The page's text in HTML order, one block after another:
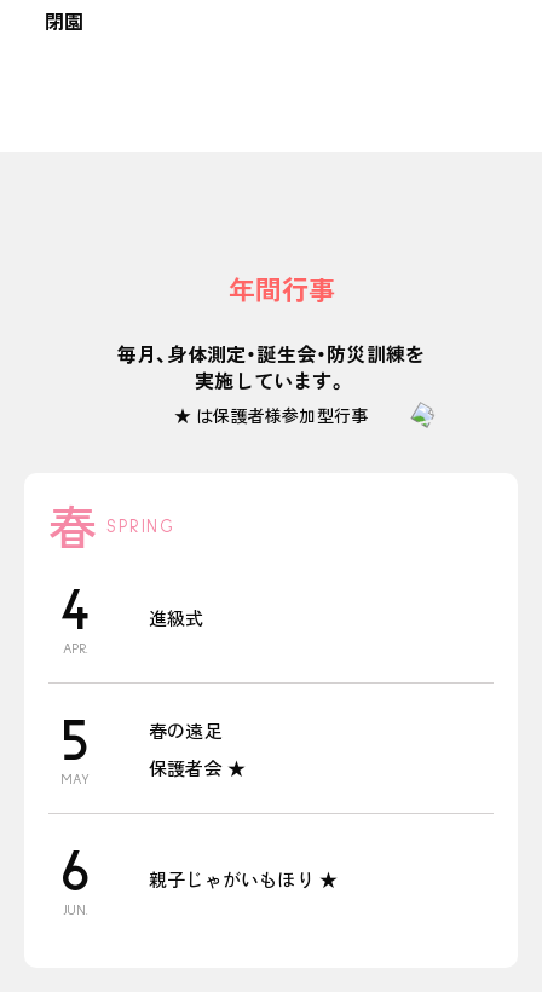
閉園
年間行事
毎月、身体測定・誕生会・防災訓練を
実施しています。
★ は保護者様参加型行事
春 SPRING
4
APR.
進級式
5
MAY
春の遠足
保護者会 ★
6
JUN.
親子じゃがいもほり ★